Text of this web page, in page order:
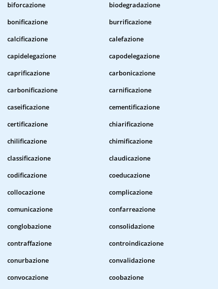
biforcazione
biodegradazione
bonificazione
burrificazione
calcificazione
calefazione
capidelegazione
capodelegazione
caprificazione
carbonicazione
carbonificazione
carnificazione
caseificazione
cementificazione
certificazione
chiarificazione
chilificazione
chimificazione
classificazione
claudicazione
codificazione
coeducazione
collocazione
complicazione
comunicazione
confarreazione
conglobazione
consolidazione
contraffazione
controindicazione
conurbazione
convalidazione
convocazione
coobazione